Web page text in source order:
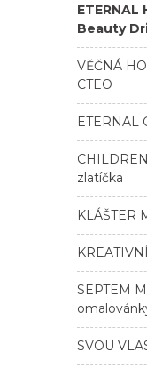
ETERNAL
Beauty
VĚČNÁ
CTEO
ETERNAL
zlatíčka
KLÁŠTER
SEPTEM
SVOU